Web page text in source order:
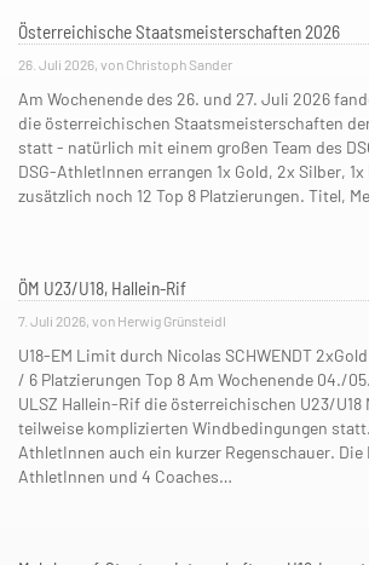
Österreichische Staatsmeisterschaften 2026
26. Juli 2026, von Christoph Sander
Am Wochenende des 26. und 27. Juli 2026
die österreichischen Staatsmeisterschaften
statt - natürlich mit einem großen Team des
DSG-AthletInnen errangen 1x Gold, 2x Silber,
zusätzlich noch 12 Top 8 Platzierungen. Titel,
ÖM U23/U18, Hallein-Rif
7. Juli 2026, von Herwig Grünsteidl
U18-EM Limit durch Nicolas SCHWENDT
/ 6 Platzierungen Top 8 Am Wochenende 04./
ULSZ Hallein-Rif die österreichischen U23/
teilweise komplizierten Windbedingungen
AthletInnen auch ein kurzer Regenschauer. Die
AthletInnen und 4 Coaches…